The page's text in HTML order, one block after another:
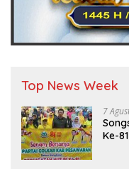
Top News Week
7
Ke-